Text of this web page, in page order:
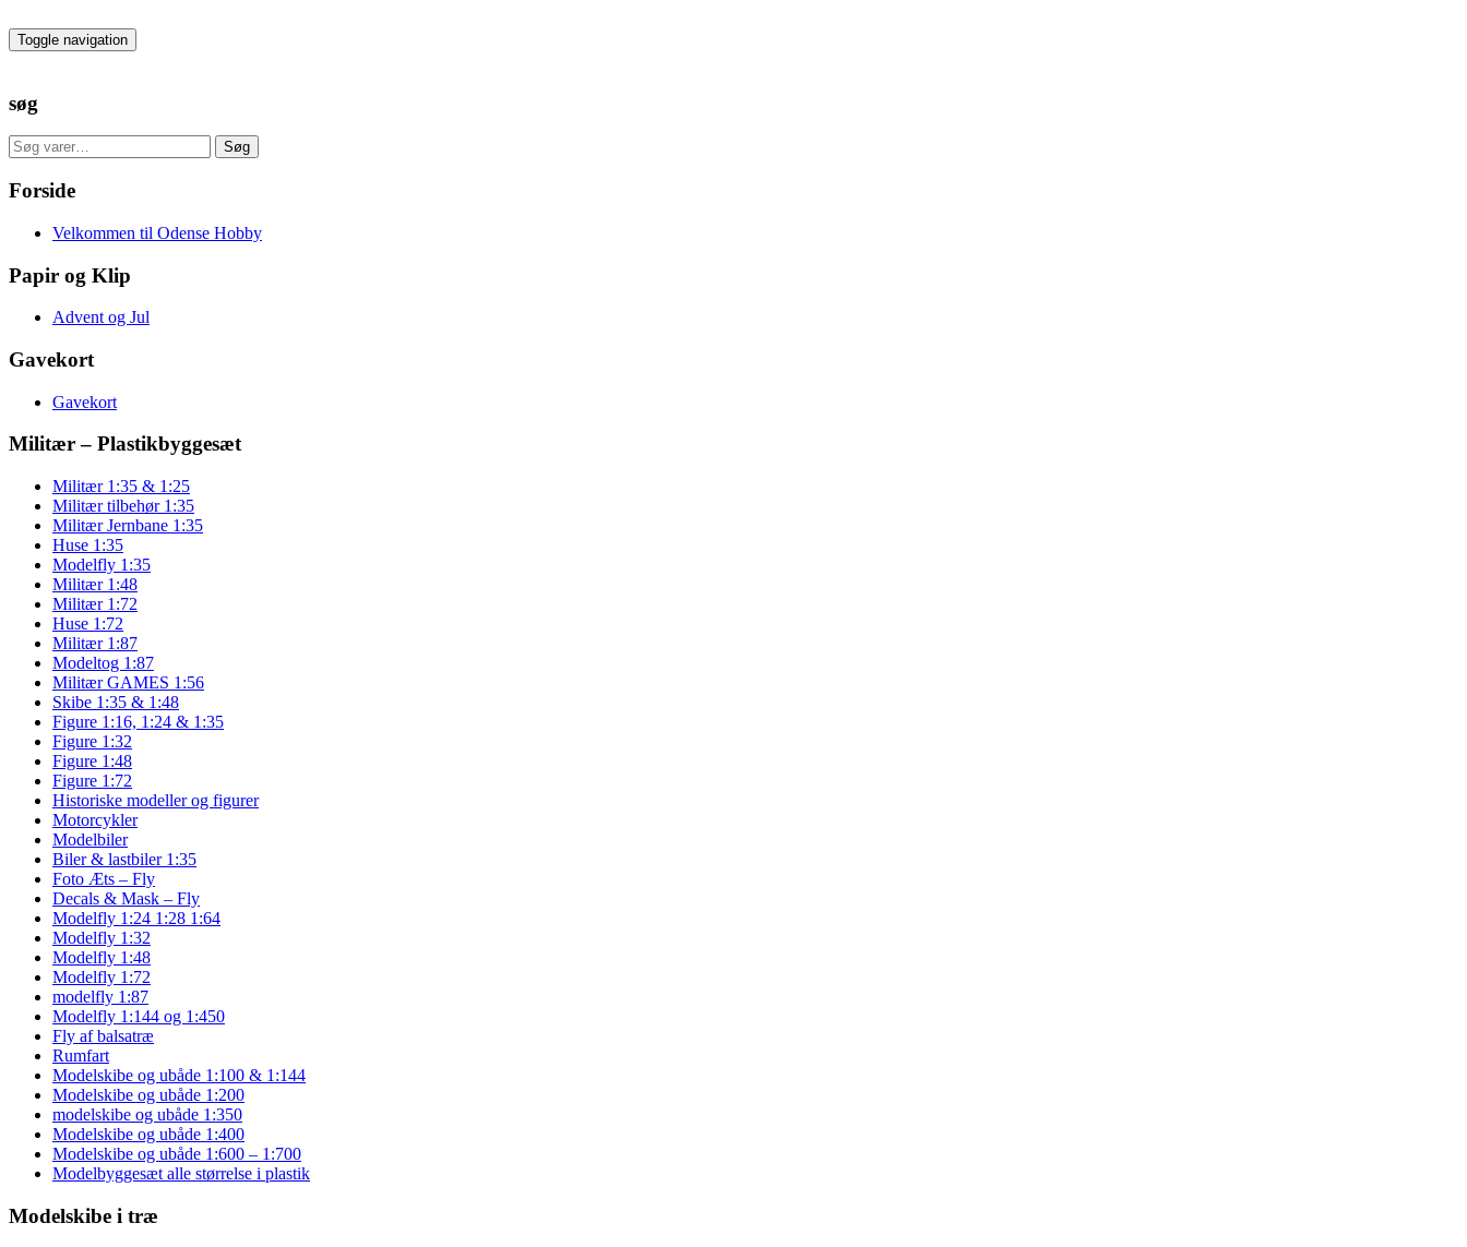
to
the
Toggle navigation
søg
Søg
efter:
Søg
Forside
Velkommen til Odense Hobby
Papir og Klip
Advent og Jul
Gavekort
Gavekort
Militær – Plastikbyggesæt
Militær 1:35 & 1:25
Militær tilbehør 1:35
Militær Jernbane 1:35
Huse 1:35
Modelfly 1:35
Militær 1:48
Militær 1:72
Huse 1:72
Militær 1:87
Modeltog 1:87
Militær GAMES 1:56
Skibe 1:35 & 1:48
Figure 1:16, 1:24 & 1:35
Figure 1:32
Figure 1:48
Figure 1:72
Historiske modeller og figurer
Motorcykler
Modelbiler
Biler & lastbiler 1:35
Foto Æts – Fly
Decals & Mask – Fly
Modelfly 1:24 1:28 1:64
Modelfly 1:32
Modelfly 1:48
Modelfly 1:72
modelfly 1:87
Modelfly 1:144 og 1:450
Fly af balsatræ
Rumfart
Modelskibe og ubåde 1:100 & 1:144
Modelskibe og ubåde 1:200
modelskibe og ubåde 1:350
Modelskibe og ubåde 1:400
Modelskibe og ubåde 1:600 – 1:700
Modelbyggesæt alle størrelse i plastik
Modelskibe i træ